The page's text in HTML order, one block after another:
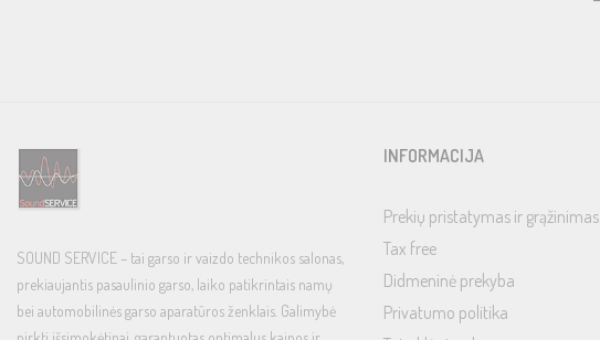
SOUND SERVICE – tai garso ir vaizdo technikos salonas,
prekiaujantis pasaulinio garso, laiko patikrintais namų
bei automobilinės garso aparatūros ženklais. Galimybė
INFORMACIJA
Prekių pristatymas ir grąžinimas
Tax free
Didmeninė prekyba
Privatumo politika